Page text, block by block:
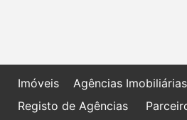
Imóveis
Agências Imobiliárias
Registo de Agências